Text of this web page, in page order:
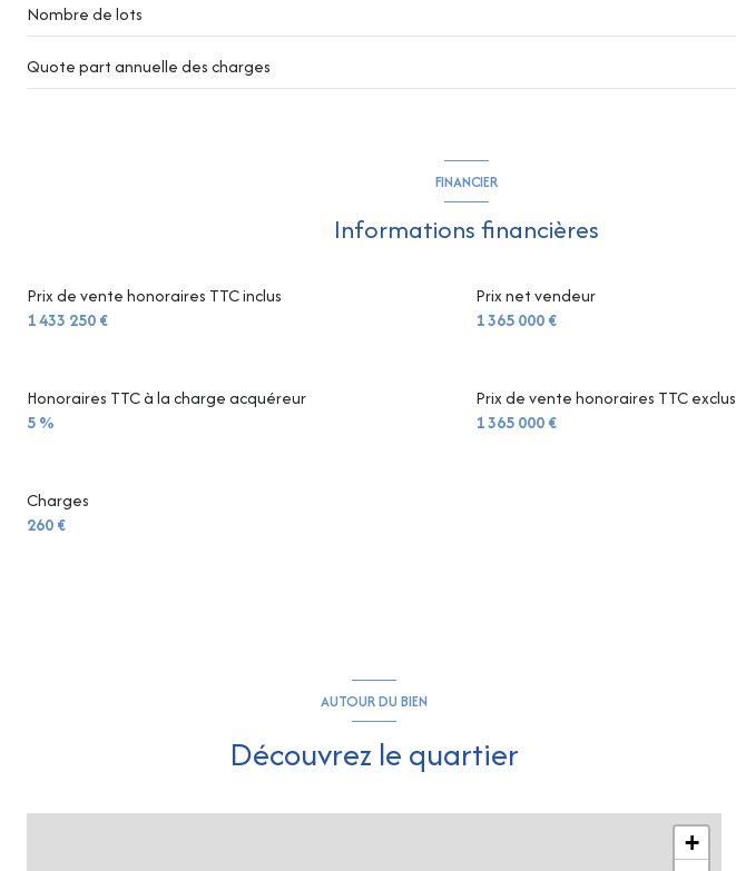
Nombre de lots
Quote part annuelle des charges
FINANCIER
Informations financières
Prix de vente honoraires TTC inclus
1 433 250 €
Prix net vendeur
1 365 000 €
Prix de vente honoraires TTC exclus
1 365 000 €
Honoraires TTC à la charge acquéreur
5 %
Charges
260 €
AUTOUR DU BIEN
Découvrez le quartier
+